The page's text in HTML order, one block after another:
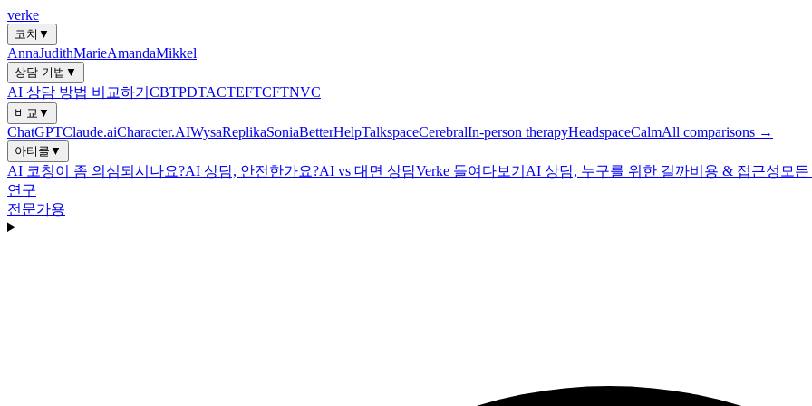
verke
코치 ▼
AnnaJudithMarieAmandaMikkel
상담 기법 ▼
AI 상담 방법 비교하기 CBTPDTACTEFTCFTNVC
비교 ▼
ChatGPTClaude.aiCharacter.AIWysaReplikaSoniaBetterHelpTalkspaceCerebralIn-person therapyHeadspaceCalmAll comparisons →
아티클 ▼
AI 코칭이 좀 의심되시나요?AI 상담, 안전한가요?AI vs 대면 상담Verke 들여다보기 AI 상담, 누구를 위한 걸까비용 & 접근성 모
연구
전문가용